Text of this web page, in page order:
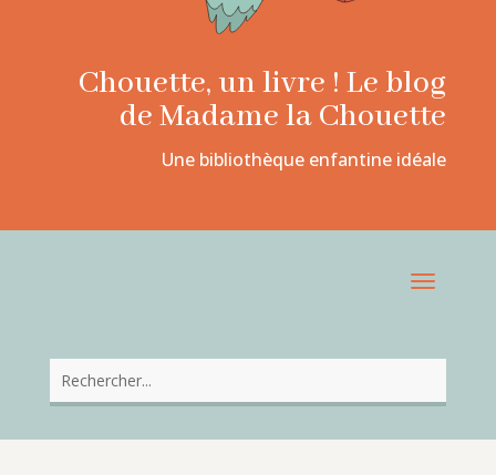
Chouette, un livre ! Le blog
de Madame la Chouette
Une bibliothèque enfantine idéale